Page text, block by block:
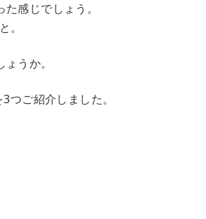
感じでしょう。
。
うか。
つご紹介しました。